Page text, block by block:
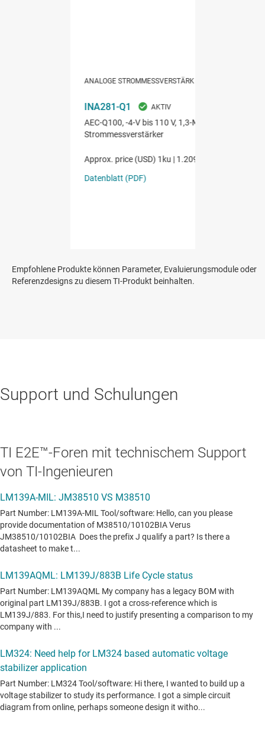
Empfohlene Produkte können Parameter, Evaluierungsmodule oder
Referenzdesigns zu diesem TI-Produkt beinhalten.
Support und Schulungen
TI E2E™-Foren mit technischem Support
von TI-Ingenieuren